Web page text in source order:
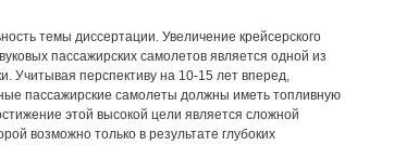
темы диссертации. Увеличение крейсерского
пассажирских самолетов является одной из
Учитывая перспективу на 10-15 лет вперед,
пассажирские самолеты должны иметь топливную
этой высокой цели является сложной
возможно только в результате глубоких